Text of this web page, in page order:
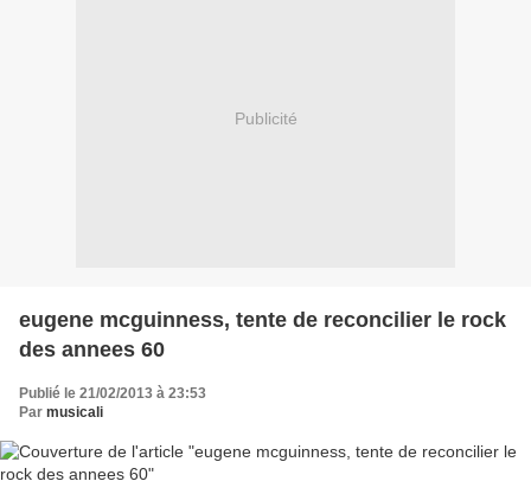
Publicité
eugene mcguinness, tente de reconcilier le rock
des annees 60
Publié le 21/02/2013 à 23:53
Par musicali